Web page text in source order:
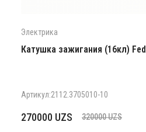
Электрика
Катушка зажигания (16кл)
Артикул:2112.3705010-10
320000UZS
Первоначальная
270000 UZS
Текущая